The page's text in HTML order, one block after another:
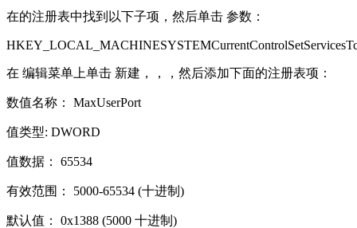
在的注册表中找到以下子项，然后单击 参数：
在 编辑菜单上单击 新建，，，然后添加下面的注册表项：
数值名称： MaxUserPort
值类型: DWORD
值数据： 65534
有效范围： 5000-65534 (十进制)
默认值： 0x1388 (5000 十进制)